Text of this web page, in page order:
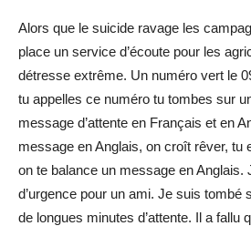
Alors que le suicide ravage les
place un service d’écoute pour les
détresse extrême. Un numéro vert le
tu appelles ce numéro tu tombes sur
message d’attente en Français et en
message en Anglais, on croît rêver, tu
on te balance un message en Anglais.
d’urgence pour un ami. Je suis tombé
de longues minutes d’attente. Il a fallu